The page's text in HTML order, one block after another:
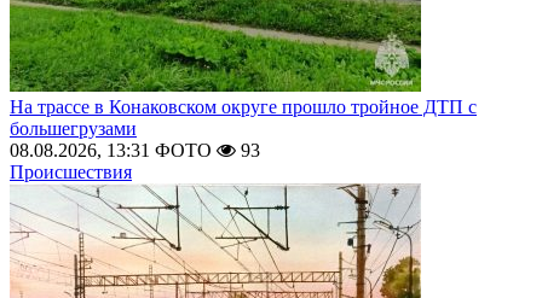
На трассе в Конаковском округе прошло тройное ДТП с
большегрузами
08.08.2026, 13:31 ФОТО
93
Происшествия